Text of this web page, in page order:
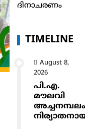
ദിനാചരണം
TIMELINE
August 8,
2026
പി.എ.
മൗലവി